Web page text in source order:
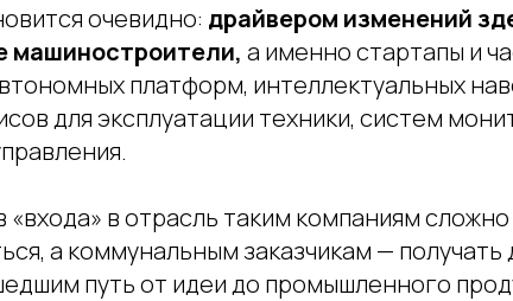
очевидно: драйвером изменений
машиностроители, а именно стартапы и
платформ, интеллектуальных
для эксплуатации техники, систем
в отрасль таким компаниям сложно
а коммунальным заказчикам — получать
путь от идеи до промышленного